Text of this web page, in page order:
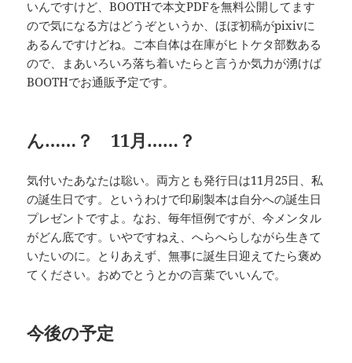
いんですけど、BOOTHで本文PDFを無料公開してます
ので気になる方はどうぞというか、ほぼ初稿がpixivに
あるんですけどね。ご本自体は在庫がヒトケタ部数ある
ので、まあいろいろ落ち着いたらと言うか気力が湧けば
BOOTHでお通販予定です。
ん……？ 11月……？
気付いたあなたは聡い。両方とも発行日は11月25日、私
の誕生日です。というわけで印刷製本は自分への誕生日
プレゼントですよ。なお、毎年恒例ですが、今メンタル
がどん底です。いやですねえ、へらへらしながら生きて
いたいのに。とりあえず、無事に誕生日迎えてたら褒め
てください。おめでとうとかの言葉でいいんで。
今後の予定